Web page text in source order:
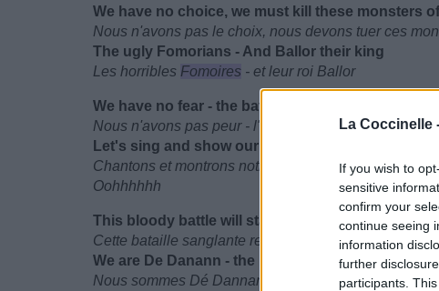
La Coccinelle
If you wish to
sensitive
confirm your
continue seeing
information
further
participants.
We have no choice, we must kill these monsters
Nous n'avons pas le choix, nous devons tuer ces
The ugly Fomorians - And Ballor their king
Les horribles Fomoires - et leur roi Ballor
We have no fear - the battle spirit's in us
Nous n'avons pas peur - l'esprit de la bataille est en
Let's sing and show our pride
Chantons et montrons notre fierté
Oohhhhhh
This bloody battle will stain the time
Cette bataille sanglante restera dans le temps
We are De Danann - the magical ones
Nous sommes Dé Dannan - le peuple magique